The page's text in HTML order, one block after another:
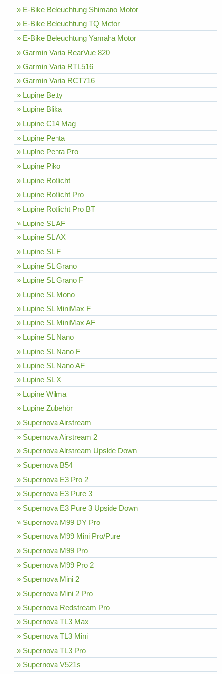
» E-Bike Beleuchtung Shimano Motor
» E-Bike Beleuchtung TQ Motor
» E-Bike Beleuchtung Yamaha Motor
» Garmin Varia RearVue 820
» Garmin Varia RTL516
» Garmin Varia RCT716
» Lupine Betty
» Lupine Blika
» Lupine C14 Mag
» Lupine Penta
» Lupine Penta Pro
» Lupine Piko
» Lupine Rotlicht
» Lupine Rotlicht Pro
» Lupine Rotlicht Pro BT
» Lupine SL AF
» Lupine SL AX
» Lupine SL F
» Lupine SL Grano
» Lupine SL Grano F
» Lupine SL Mono
» Lupine SL MiniMax F
» Lupine SL MiniMax AF
» Lupine SL Nano
» Lupine SL Nano F
» Lupine SL Nano AF
» Lupine SL X
» Lupine Wilma
» Lupine Zubehör
» Supernova Airstream
» Supernova Airstream 2
» Supernova Airstream Upside Down
» Supernova B54
» Supernova E3 Pro 2
» Supernova E3 Pure 3
» Supernova E3 Pure 3 Upside Down
» Supernova M99 DY Pro
» Supernova M99 Mini Pro/Pure
» Supernova M99 Pro
» Supernova M99 Pro 2
» Supernova Mini 2
» Supernova Mini 2 Pro
» Supernova Redstream Pro
» Supernova TL3 Max
» Supernova TL3 Mini
» Supernova TL3 Pro
» Supernova V521s